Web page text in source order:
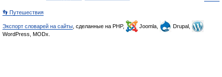
👣 Путешествия
Экспорт словарей на сайты , сделанные на PHP, Joomla,
Drupal,
WordPress, MODx.